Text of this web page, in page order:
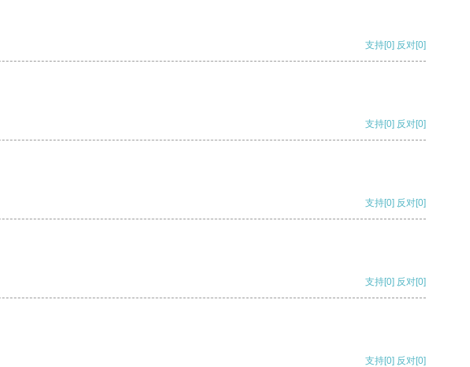
支持[0] 反对[0]
支持[0] 反对[0]
支持[0] 反对[0]
支持[0] 反对[0]
支持[0] 反对[0]